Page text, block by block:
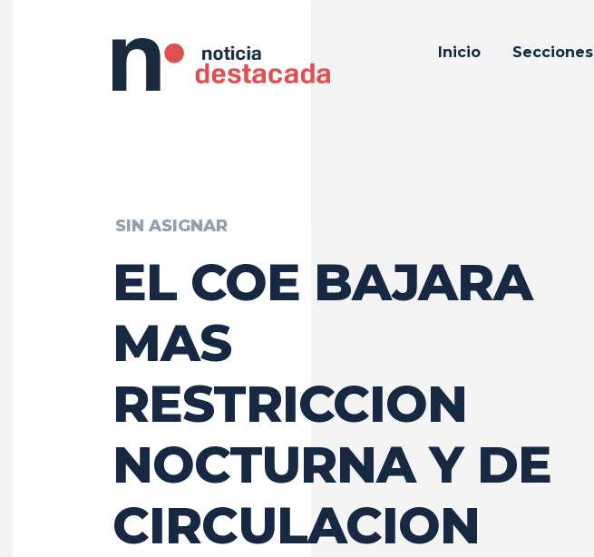
Inicio Secciones
SIN ASIGNAR
EL COE BAJARA
MAS
RESTRICCION
NOCTURNA Y DE
CIRCULACION